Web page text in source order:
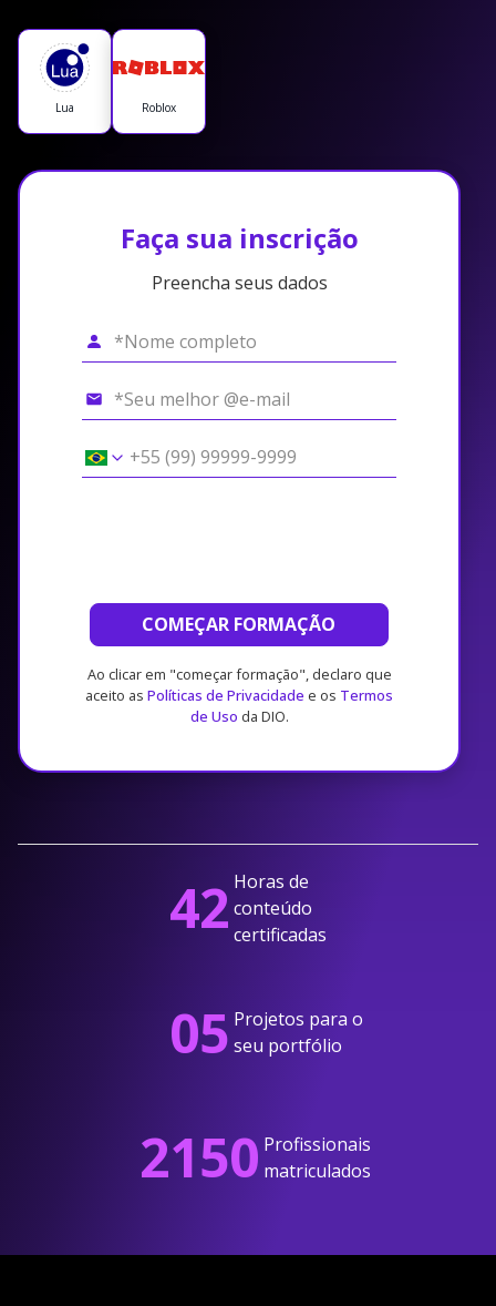
Lua Roblox
Faça sua inscrição
Preencha seus dados
COMEÇAR FORMAÇÃO
Ao clicar em "começar formação", declaro que
aceito as Políticas de Privacidade e os Termos
de Uso da DIO.
42 Horas de
conteúdo
certificadas
05 Projetos para o
seu portfólio
2150 Profissionais
matriculados